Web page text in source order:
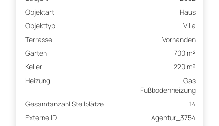
Objektart
Haus
Objekttyp
Villa
Terrasse
Vorhanden
Garten
700 m²
Keller
220 m²
Heizung
Gas
Fußbodenheizung
Gesamtanzahl Stellplätze
14
Externe ID
Agentur_3754